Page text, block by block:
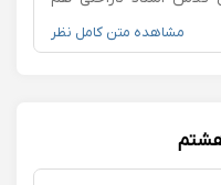
به ساده ترین شکل یاد
میده و همیشه شیک و
مشاهده متن کامل نظر